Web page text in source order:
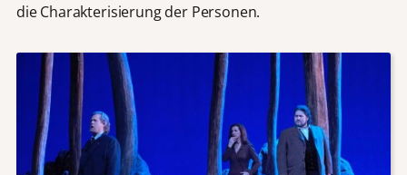
die Charakterisierung der Personen.